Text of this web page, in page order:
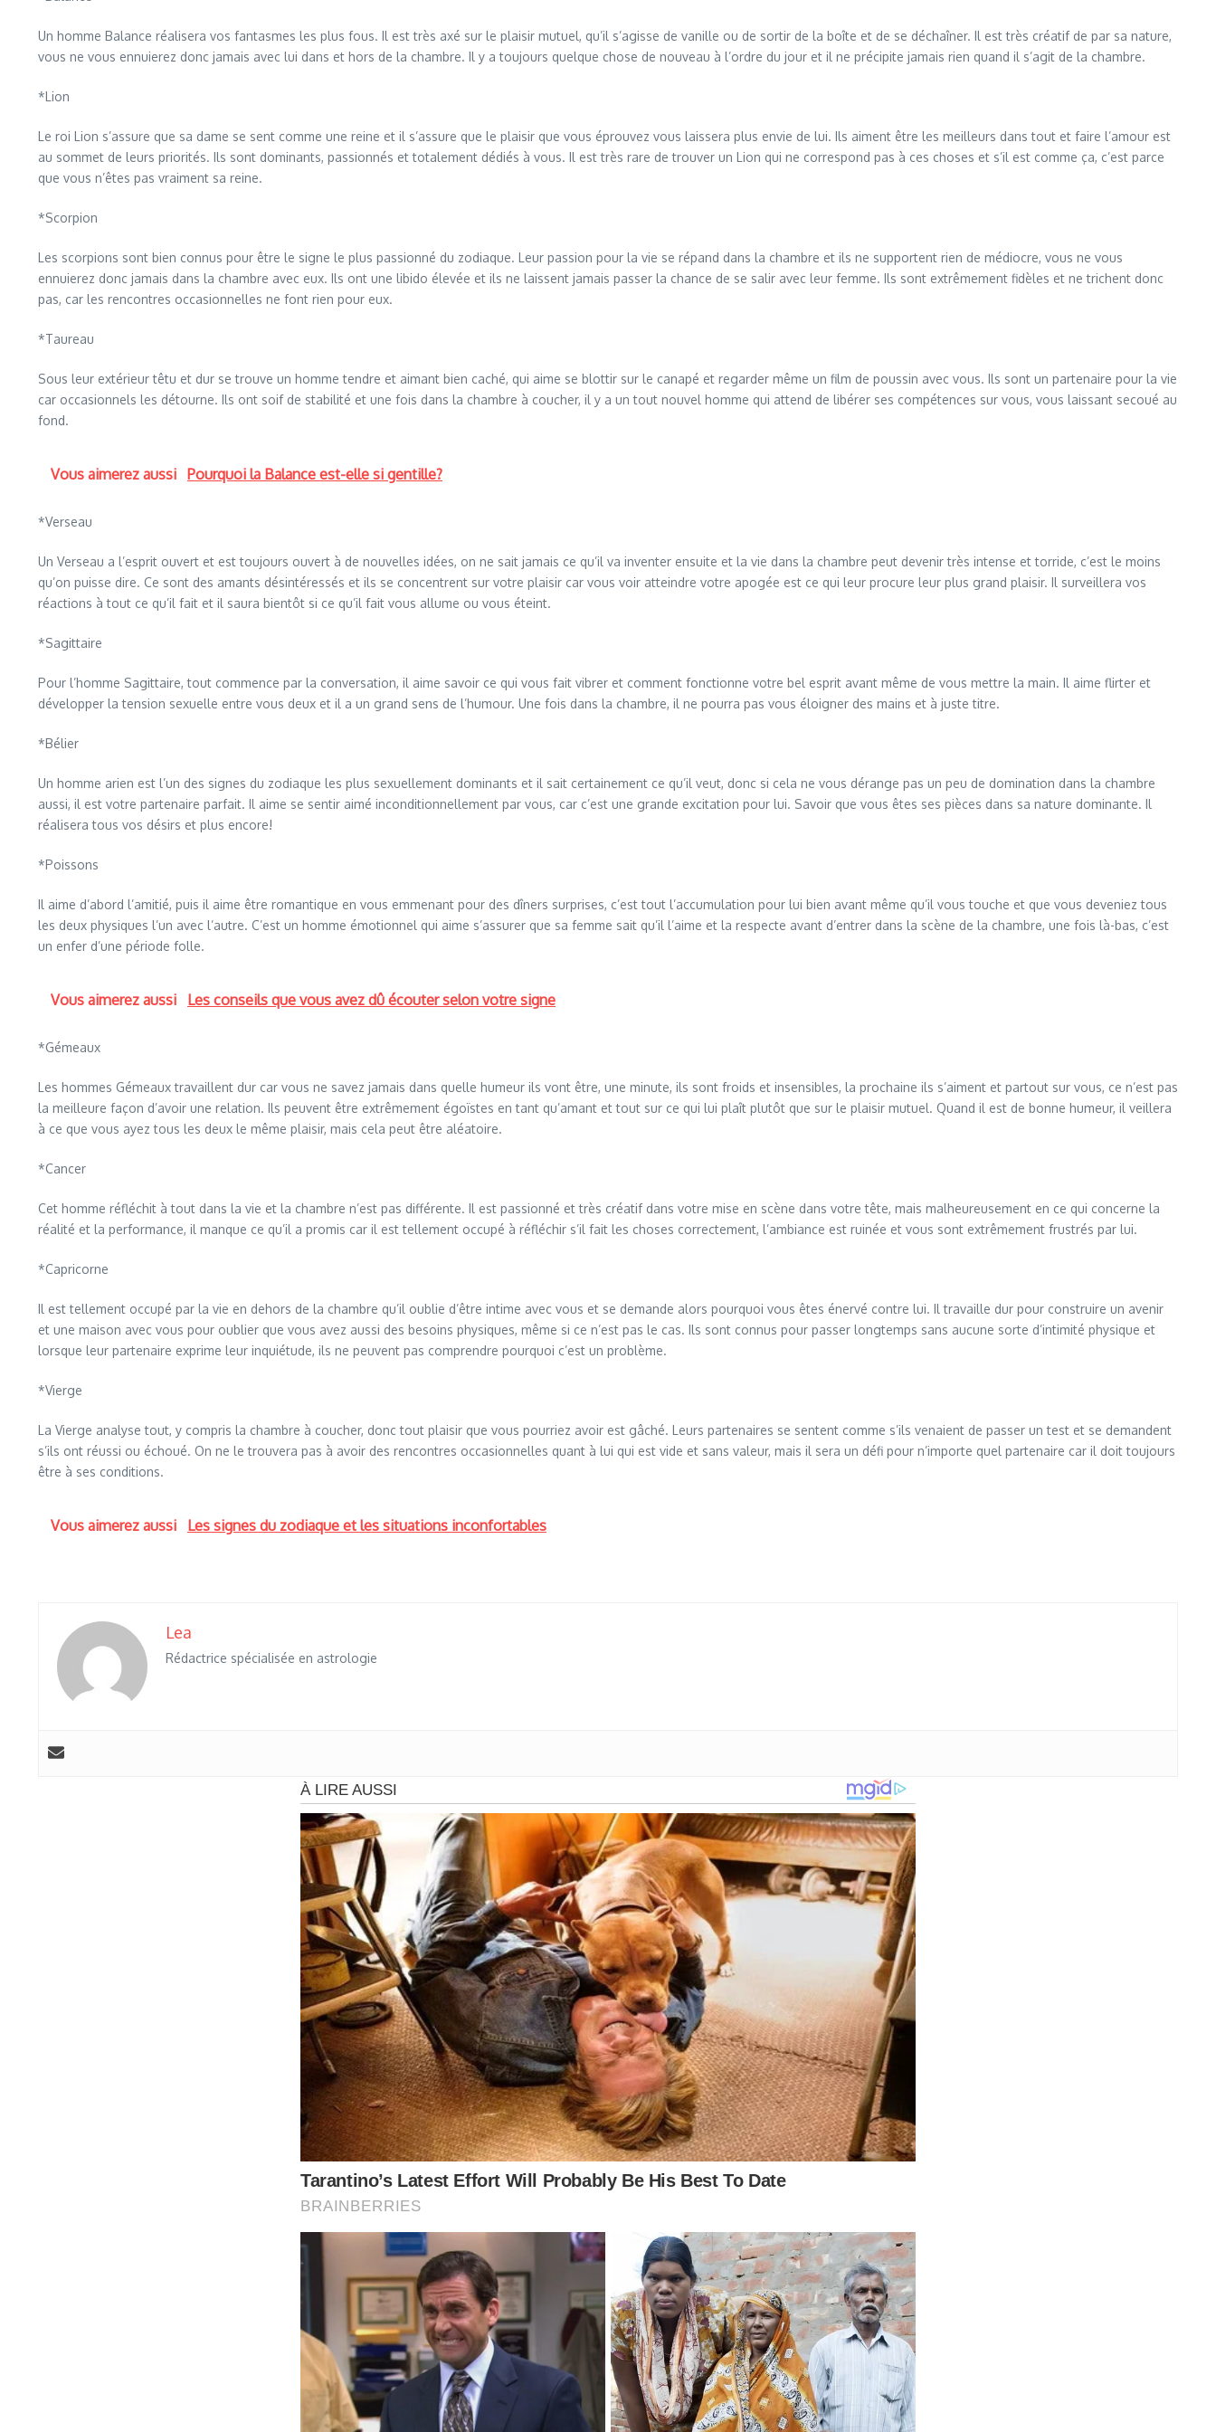
Un homme Balance réalisera vos fantasmes les plus fous. Il est très axé sur le plaisir mutuel, qu’il s’agisse de vanille ou de sortir de la boîte et de se déchaîner. Il est très créatif de par sa nature,
vous ne vous ennuierez donc jamais avec lui dans et hors de la chambre. Il y a toujours quelque chose de nouveau à l’ordre du jour et il ne précipite jamais rien quand il s’agit de la chambre.
*Lion
Le roi Lion s’assure que sa dame se sent comme une reine et il s’assure que le plaisir que vous éprouvez vous laissera plus envie de lui. Ils aiment être les meilleurs dans tout et faire l’amour est
au sommet de leurs priorités. Ils sont dominants, passionnés et totalement dédiés à vous. Il est très rare de trouver un Lion qui ne correspond pas à ces choses et s’il est comme ça, c’est parce
que vous n’êtes pas vraiment sa reine.
*Scorpion
Les scorpions sont bien connus pour être le signe le plus passionné du zodiaque. Leur passion pour la vie se répand dans la chambre et ils ne supportent rien de médiocre, vous ne vous
ennuierez donc jamais dans la chambre avec eux. Ils ont une libido élevée et ils ne laissent jamais passer la chance de se salir avec leur femme. Ils sont extrêmement fidèles et ne trichent donc
pas, car les rencontres occasionnelles ne font rien pour eux.
*Taureau
Sous leur extérieur têtu et dur se trouve un homme tendre et aimant bien caché, qui aime se blottir sur le canapé et regarder même un film de poussin avec vous. Ils sont un partenaire pour la vie
car occasionnels les détourne. Ils ont soif de stabilité et une fois dans la chambre à coucher, il y a un tout nouvel homme qui attend de libérer ses compétences sur vous, vous laissant secoué au
fond.
Vous aimerez aussi Pourquoi la Balance est-elle si gentille?
*Verseau
Un Verseau a l’esprit ouvert et est toujours ouvert à de nouvelles idées, on ne sait jamais ce qu’il va inventer ensuite et la vie dans la chambre peut devenir très intense et torride, c’est le moins
qu’on puisse dire. Ce sont des amants désintéressés et ils se concentrent sur votre plaisir car vous voir atteindre votre apogée est ce qui leur procure leur plus grand plaisir. Il surveillera vos
réactions à tout ce qu’il fait et il saura bientôt si ce qu’il fait vous allume ou vous éteint.
*Sagittaire
Pour l’homme Sagittaire, tout commence par la conversation, il aime savoir ce qui vous fait vibrer et comment fonctionne votre bel esprit avant même de vous mettre la main. Il aime flirter et
développer la tension sexuelle entre vous deux et il a un grand sens de l’humour. Une fois dans la chambre, il ne pourra pas vous éloigner des mains et à juste titre.
*Bélier
Un homme arien est l’un des signes du zodiaque les plus sexuellement dominants et il sait certainement ce qu’il veut, donc si cela ne vous dérange pas un peu de domination dans la chambre
aussi, il est votre partenaire parfait. Il aime se sentir aimé inconditionnellement par vous, car c’est une grande excitation pour lui. Savoir que vous êtes ses pièces dans sa nature dominante. Il
réalisera tous vos désirs et plus encore!
*Poissons
Il aime d’abord l’amitié, puis il aime être romantique en vous emmenant pour des dîners surprises, c’est tout l’accumulation pour lui bien avant même qu’il vous touche et que vous deveniez tous
les deux physiques l’un avec l’autre. C’est un homme émotionnel qui aime s’assurer que sa femme sait qu’il l’aime et la respecte avant d’entrer dans la scène de la chambre, une fois là-bas, c’est
un enfer d’une période folle.
Vous aimerez aussi Les conseils que vous avez dû écouter selon votre signe
*Gémeaux
Les hommes Gémeaux travaillent dur car vous ne savez jamais dans quelle humeur ils vont être, une minute, ils sont froids et insensibles, la prochaine ils s’aiment et partout sur vous, ce n’est pas
la meilleure façon d’avoir une relation. Ils peuvent être extrêmement égoïstes en tant qu’amant et tout sur ce qui lui plaît plutôt que sur le plaisir mutuel. Quand il est de bonne humeur, il veillera
à ce que vous ayez tous les deux le même plaisir, mais cela peut être aléatoire.
*Cancer
Cet homme réfléchit à tout dans la vie et la chambre n’est pas différente. Il est passionné et très créatif dans votre mise en scène dans votre tête, mais malheureusement en ce qui concerne la
réalité et la performance, il manque ce qu’il a promis car il est tellement occupé à réfléchir s’il fait les choses correctement, l’ambiance est ruinée et vous sont extrêmement frustrés par lui.
*Capricorne
Il est tellement occupé par la vie en dehors de la chambre qu’il oublie d’être intime avec vous et se demande alors pourquoi vous êtes énervé contre lui. Il travaille dur pour construire un avenir
et une maison avec vous pour oublier que vous avez aussi des besoins physiques, même si ce n’est pas le cas. Ils sont connus pour passer longtemps sans aucune sorte d’intimité physique et
lorsque leur partenaire exprime leur inquiétude, ils ne peuvent pas comprendre pourquoi c’est un problème.
*Vierge
La Vierge analyse tout, y compris la chambre à coucher, donc tout plaisir que vous pourriez avoir est gâché. Leurs partenaires se sentent comme s’ils venaient de passer un test et se demandent
s’ils ont réussi ou échoué. On ne le trouvera pas à avoir des rencontres occasionnelles quant à lui qui est vide et sans valeur, mais il sera un défi pour n’importe quel partenaire car il doit toujours
être à ses conditions.
Vous aimerez aussi Les signes du zodiaque et les situations inconfortables
Lea
Rédactrice spécialisée en astrologie